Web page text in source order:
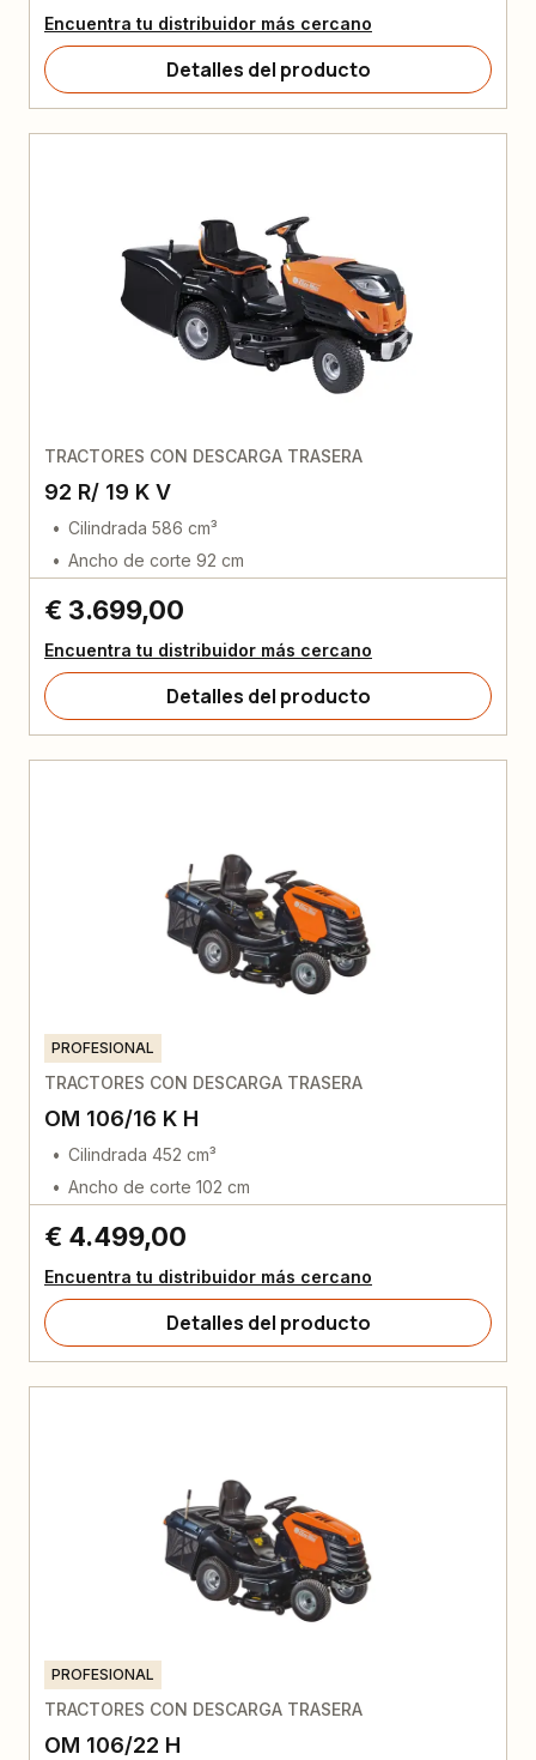
Encuentra tu distribuidor más cercano
Detalles del producto
TRACTORES CON DESCARGA TRASERA
92 R/ 19 K V
Cilindrada 586 cm³
Ancho de corte 92 cm
€ 3.699,00
Encuentra tu distribuidor más cercano
Detalles del producto
PROFESIONAL
TRACTORES CON DESCARGA TRASERA
OM 106/16 K H
Cilindrada 452 cm³
Ancho de corte 102 cm
€ 4.499,00
Encuentra tu distribuidor más cercano
Detalles del producto
PROFESIONAL
TRACTORES CON DESCARGA TRASERA
OM 106/22 H